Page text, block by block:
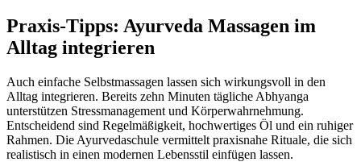
Praxis-Tipps: Ayurveda Massagen im
Alltag integrieren
Auch einfache Selbstmassagen lassen sich wirkungsvoll in den
Alltag integrieren. Bereits zehn Minuten tägliche Abhyanga
unterstützen Stressmanagement und Körperwahrnehmung.
Entscheidend sind Regelmäßigkeit, hochwertiges Öl und ein ruhiger
Rahmen. Die Ayurvedaschule vermittelt praxisnahe Rituale, die sich
realistisch in einen modernen Lebensstil einfügen lassen.